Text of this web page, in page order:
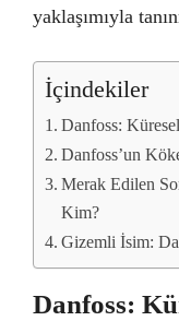
yaklaşımıyla
İçindekiler
Danfoss:
Danfoss’un
Merak Edilen
Kim?
Gizemli İsim:
Danfoss: